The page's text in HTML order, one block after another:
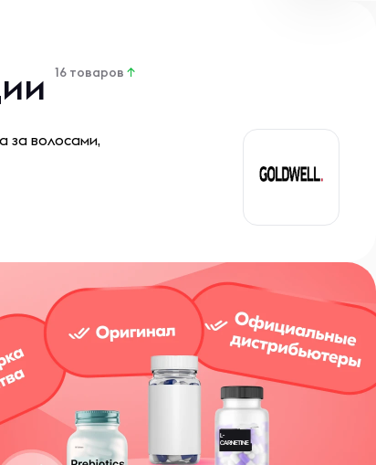
16 товаров ↑
за волосами,